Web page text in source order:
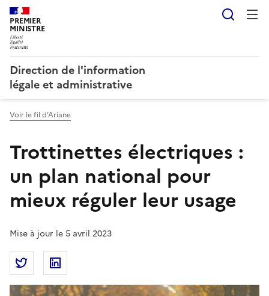
PREMIER
MINISTRE
Direction de l'information
légale et administrative
Voir le fil d’Ariane
Trottinettes électriques :
un plan national pour
mieux réguler leur usage
Mise à jour le 5 avril 2023
Partager la page
Partager Trottinettes électriques : un plan